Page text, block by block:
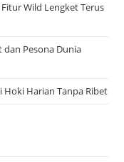
Wild Lengket Terus
dan Pesona Dunia
Hoki Harian Tanpa Ribet